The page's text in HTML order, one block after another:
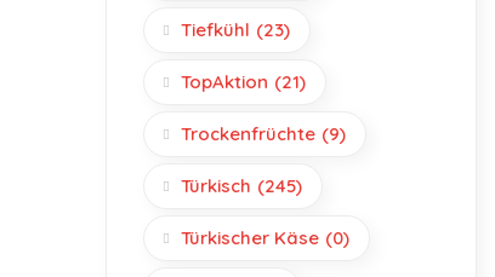
Tiefkühl (23)
TopAktion (21)
Trockenfrüchte (9)
Türkisch (245)
Türkischer Käse (0)